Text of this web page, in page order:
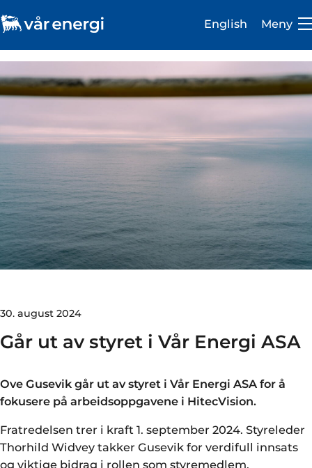
Investor
Karriere
Om oss
Vår virksomhet
Bærekraft
English Meny
30. august 2024
Går ut av styret i Vår Energi ASA
Ove Gusevik går ut av styret i Vår Energi ASA for å
fokusere på arbeidsoppgavene i HitecVision.
Fratredelsen trer i kraft 1. september 2024. Styreleder
Thorhild Widvey takker Gusevik for verdifull innsats
og viktige bidrag i rollen som styremedlem.